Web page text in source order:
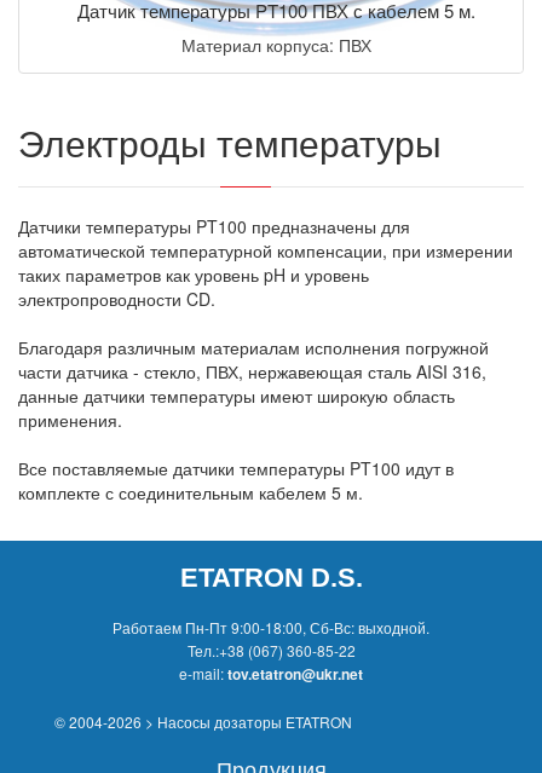
Датчик температуры PT100 ПВХ с кабелем 5 м.
Материал корпуса: ПВХ
Электроды температуры
Датчики температуры PT100 предназначены для
автоматической температурной компенсации, при измерении
таких параметров как уровень pH и уровень
электропроводности CD.
Благодаря различным материалам исполнения погружной
части датчика - стекло, ПВХ, нержавеющая сталь AISI 316,
данные датчики температуры имеют широкую область
применения.
Все поставляемые датчики температуры PT100 идут в
комплекте с соединительным кабелем 5 м.
ETATRON D.S.
Работаем Пн-Пт 9:00-18:00, Сб-Вс: выходной.
Тел.:+38 (067) 360-85-22
e-mail:tov.etatron@ukr.net
© 2004-2026 > Насосы дозаторы ETATRON